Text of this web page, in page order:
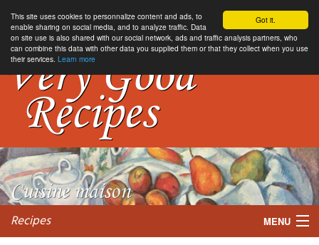
Got it.
This site uses cookies to personnalize content and ads, to
enable sharing on social media, and to analyze traffic. Data
on site use is also shared with our social network, ads and traffic analysis partners, who
can combine this data with other data you supplied them or that they collect when you use
their services. Learn more
Recipes MENU